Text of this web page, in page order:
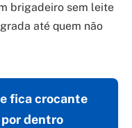
brigadeiro sem leite
até quem não
fica crocante
dentro